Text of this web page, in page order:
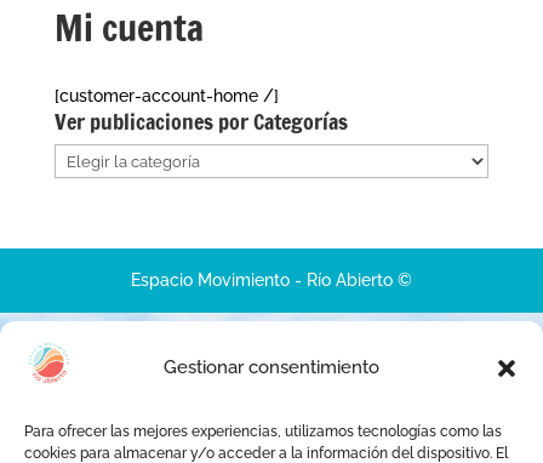
Gestionar consentimiento
Para ofrecer las mejores experiencias, utilizamos tecnologías como las
cookies para almacenar y/o acceder a la información del dispositivo. El
Mi cuenta
[customer-account-home /]
Ver publicaciones por Categorías
Ver
publicaciones
Espacio Movimiento - Río Abierto ©